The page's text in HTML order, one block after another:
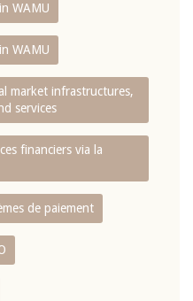
WAMU
WAMU
market infrastructures,
services
financiers via la
de paiement